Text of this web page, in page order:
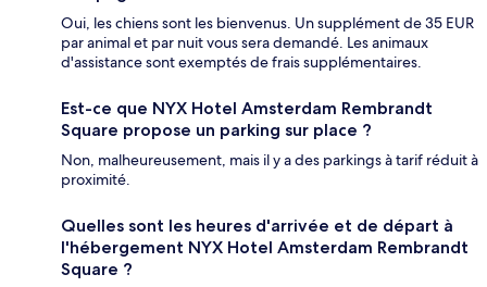
Oui, les chiens sont les bienvenus. Un supplément de 35 EUR
par animal et par nuit vous sera demandé. Les animaux
d'assistance sont exemptés de frais supplémentaires.
Est-ce que NYX Hotel Amsterdam Rembrandt
Square propose un parking sur place ?
Non, malheureusement, mais il y a des parkings à tarif réduit à
proximité.
Quelles sont les heures d'arrivée et de départ à
l'hébergement NYX Hotel Amsterdam Rembrandt
Square ?